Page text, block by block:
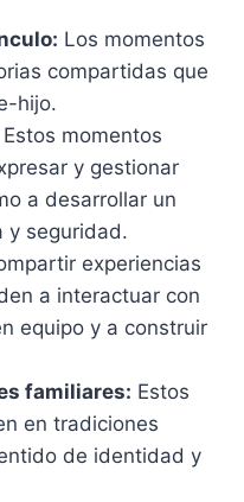
Los momentos
compartidas que
hijo.
Estos momentos
y gestionar
a desarrollar un
y seguridad.
experiencias
a interactuar con
equipo y a construir
familiares: Estos
en tradiciones
de identidad y